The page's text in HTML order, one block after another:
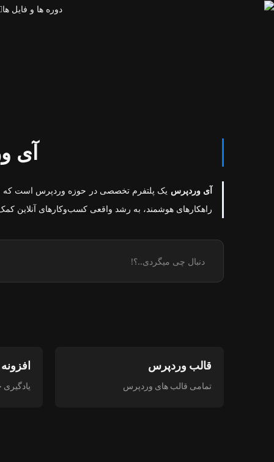
دوره ها و فایل ها
آی
آی وردپرس یک پلتفرم تخصصی در حوزه وردپرس است که با
راهکارهای هوشمند، به رشد واقعی کسب‌وکارهای آنلاین
قالب وردپرس
تمامی قالب های وردپرس